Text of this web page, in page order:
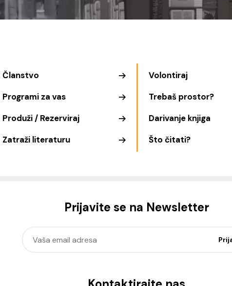
Članstvo
Programi za vas
Produži / Rezerviraj
Zatraži literaturu
Volontiraj
Trebaš prostor?
Darivanje knjiga
Što čitati?
Prijavite se na Newsletter